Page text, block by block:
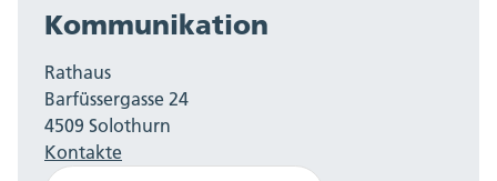
Kommunikation
Rathaus
Barfüssergasse 24
4509 Solothurn
Kontakte